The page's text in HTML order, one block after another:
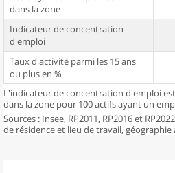
dans la zone
Indicateur de concentration
d'emploi
Taux d'activité parmi les 15 ans
ou plus en %
L'indicateur de concentration d'emploi
dans la zone pour 100 actifs ayant un
Sources : Insee, RP2011, RP2016 et
de résidence et lieu de travail, géographie